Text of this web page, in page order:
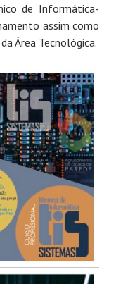
de Informática-
assim como
Área Tecnológica.